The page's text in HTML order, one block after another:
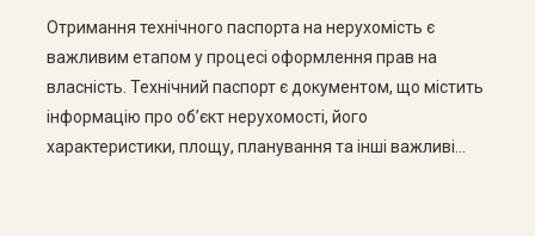
Отримання технічного паспорта на нерухомість є
важливим етапом у процесі оформлення прав на
власність. Технічний паспорт є документом, що містить
інформацію про об’єкт нерухомості, його
характеристики, площу, планування та інші важливі